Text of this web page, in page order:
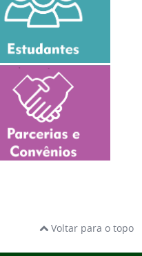
Voltar para o topo